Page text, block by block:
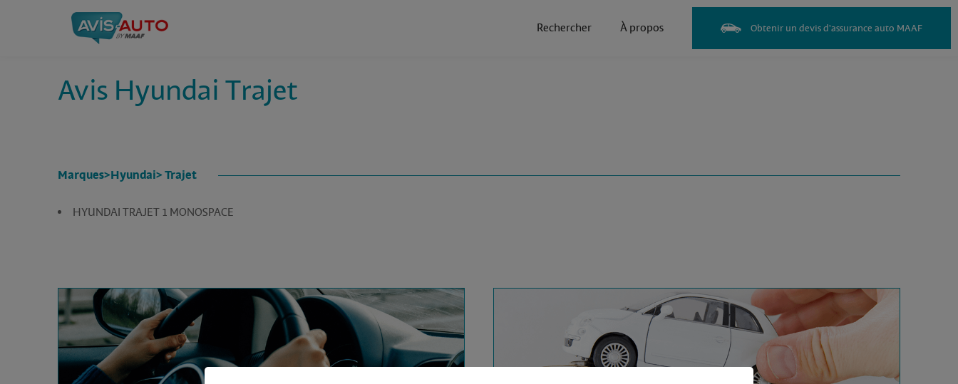
Rechercher À propos Obtenir un devis d'assurance auto MAAF
Avis Hyundai Trajet
Marques>Hyundai> Trajet
HYUNDAI TRAJET 1 MONOSPACE